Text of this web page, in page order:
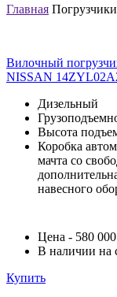
Главная
Вилочный
NISSAN
Дизельный
Высота
Коробка
мачта со
навесного
Цена - 580
В наличии на
Купить